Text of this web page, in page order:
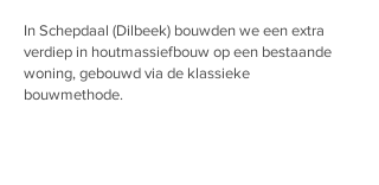
In Schepdaal (Dilbeek) bouwden we een extra
verdiep in houtmassiefbouw op een bestaande
woning, gebouwd via de klassieke
bouwmethode.